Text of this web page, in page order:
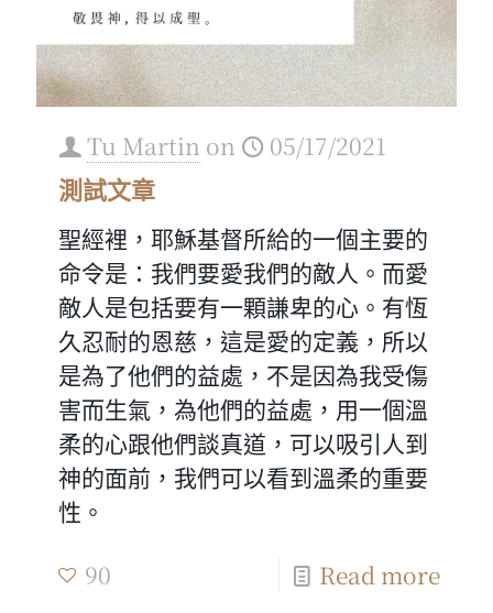
Tu Martin on 05/17/2021
測試文章
聖經裡，耶穌基督所給的一個主要的
命令是：我們要愛我們的敵人。而愛
敵人是包括要有一顆謙卑的心。有恆
久忍耐的恩慈，這是愛的定義，所以
是為了他們的益處，不是因為我受傷
害而生氣，為他們的益處，用一個溫
柔的心跟他們談真道，可以吸引人到
神的面前，我們可以看到溫柔的重要
性。
90
Read more